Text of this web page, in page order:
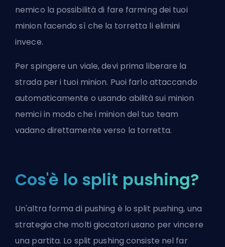
nemico la possibilità di fare farming dei tuoi
minion facendo sì che la torretta li elimini
invece.
Per spingere un viale, devi prima liberare la
strada per i tuoi minion. Puoi farlo attaccando
automaticamente o usando abilità sui minion
nemici in modo che i minion del tuo team
vadano direttamente verso la torretta.
Cos'è lo split pushing?
Un'altra forma di pushing è lo split pushing, una
strategia che molti giocatori usano per vincere
una partita. Lo split pushing consiste nel far